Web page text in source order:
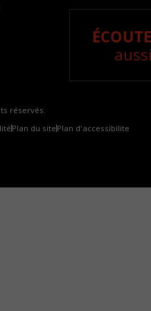
réservés.
Plan du site Plan d'accessibilite